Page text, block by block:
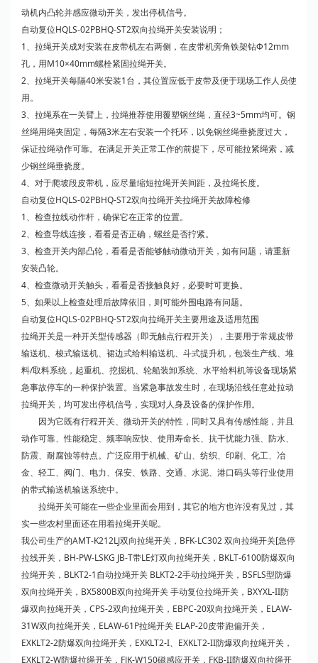
动机内凸轮并感应微动开关，发出停机信号。
自动复位HQLS-02PBHQ-ST2双向拉绳开关安装说明；
1、拉绳开关成对安装在皮带机左右两侧，在皮带机旁角铁架钻Ф12mm
孔，用M10×40mm螺栓紧固拉绳开关。
2、拉绳开关每隔40米安装1台，其位置应低于皮带及便于现场工作人员使
用。
3、拉绳系在一关臂上，拉绳推荐使用覆塑钢丝绳，直径3~5mm均可。钢
丝绳用绳夹固定，每隔3米左右安装一个托环，以免钢丝绳垂挠度过大，
保证拉绳动作可靠。在满足开关正常工作的前提下，尽可能拉紧绳索，减
少钢丝绳垂挠度。
4、对于爬坡段皮带机，应尽量缩短拉绳开关间距，及拉绳长度。
自动复位HQLS-02PBHQ-ST2双向拉绳开关拉绳开关故障检修
1、检查拉线动作杆，确保它在正常的位置。
2、检查导线连接，看看是否正确，螺丝是否拧紧。
3、检查开关内部凸轮，看看是否能够触动微动开关，如有问题，请重新
安装凸轮。
4、检查微动开关触头，看看是否接触良好，必要时可更换。
5、如果以上检查处理后故障依旧，则可能外围电路有问题。
自动复位HQLS-02PBHQ-ST2双向拉绳开关主要用途及适用范围
拉绳开关是一种开关型传感器（即无触点行程开关），主要用于常规皮带
输送机、梭式输送机、裙边式给料输送机、斗式提升机，包装生产线、堆
料/取料系统，起重机、挖掘机、轮船装卸系统、水平给料机等设备现场紧
急事故停车的一种保护装置。当紧急事故发生时，在现场沿线任意处拉动
拉绳开关，均可发出停机信号，实现对人身及设备的保护作用。
因为它既有行程开关、微动开关的特性，同时又具有传感性能，并且
动作可靠、性能稳定、频率响应快、使用寿命长、抗干忧能力强、防水、
防震、耐腐蚀等特点。广泛应用于机械、矿山、纺织、印刷、化工、冶
金、轻工、阀门、电力、保安、铁路、交通、水泥、港口码头等行业使用
的带式输送机输送系统中。
拉绳开关可能在一些企业里面会用到，其它的地方也许没有见过，其
实一些农村里面还在用着拉绳开关呢。
我公司生产的AMT-K212LJ双向拉绳开关，BFK-LC302 双向拉绳开关[急停
拉线开关，BH-PW-LSKG JB-T带LE灯双向拉绳开关，BKLT-6100防爆双向
拉绳开关，BLKT2-1自动拉绳开关 BLKT2-2手动拉绳开关，BSFLS型防爆
双向拉绳开关，BX5800B双向拉绳开关 手动复位拉绳开关，BXYXL-II防
爆双向拉绳开关，CPS-2双向拉绳开关，EBPC-20双向拉绳开关，ELAW-
31W双向拉绳开关，ELAW-61P拉绳开关 ELAP-20皮带跑偏开关 ，
EXKLT2-2防爆双向拉绳开关，EXKLT2-I、EXKLT2-II防爆双向拉绳开关，
EXKLT2-W防爆拉绳开关，FJK-W150磁感应开关，FKB-II防爆双向拉绳开